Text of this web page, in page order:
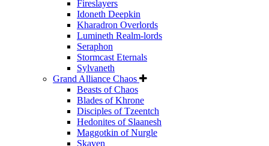
Fireslayers
Idoneth Deepkin
Kharadron Overlords
Lumineth Realm-lords
Seraphon
Stormcast Eternals
Sylvaneth
Grand Alliance Chaos
Beasts of Chaos
Blades of Khrone
Disciples of Tzeentch
Hedonites of Slaanesh
Maggotkin of Nurgle
Skaven